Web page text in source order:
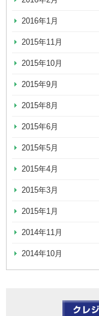
2016年1月
2015年11月
2015年10月
2015年9月
2015年8月
2015年6月
2015年5月
2015年4月
2015年3月
2015年1月
2014年11月
2014年10月